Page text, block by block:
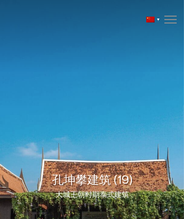
孔坤攀建筑 (19)
大城王朝时期泰式建筑